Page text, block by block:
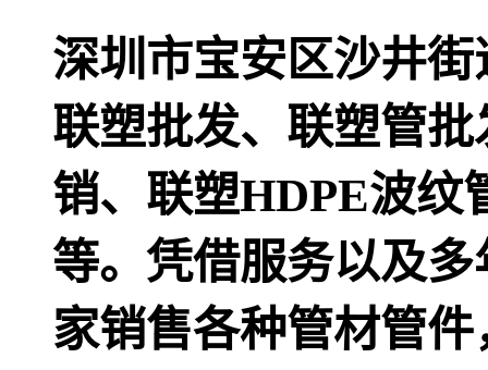
深圳市宝安区沙井
联塑批发、联塑管
销、联塑HDPE波纹
等。凭借服务以及
家销售各种管材管